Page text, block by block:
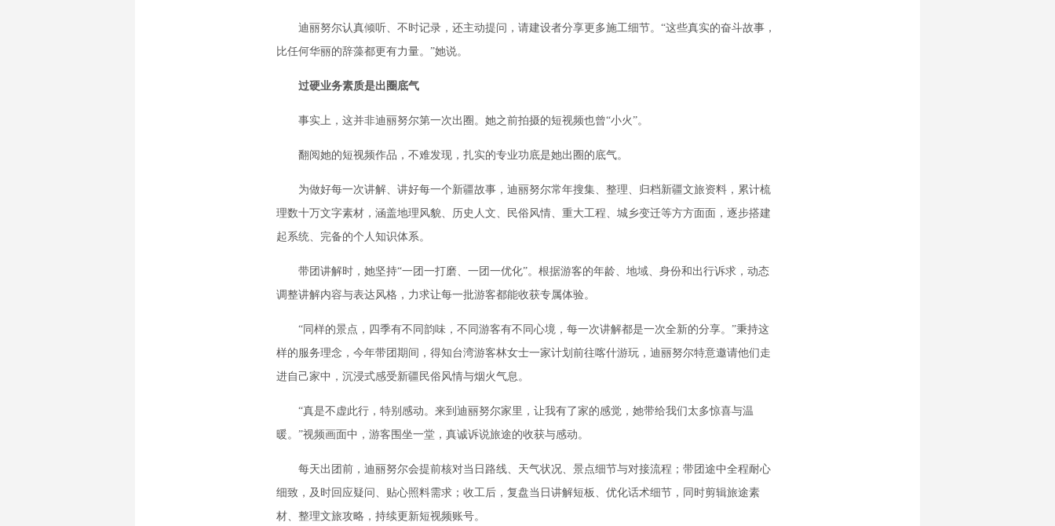
迪丽努尔认真倾听、不时记录，还主动提问，请建设者分享更多施工细节。“这些真实的奋斗故事，
比任何华丽的辞藻都更有力量。”她说。
过硬业务素质是出圈底气
事实上，这并非迪丽努尔第一次出圈。她之前拍摄的短视频也曾“小火”。
翻阅她的短视频作品，不难发现，扎实的专业功底是她出圈的底气。
为做好每一次讲解、讲好每一个新疆故事，迪丽努尔常年搜集、整理、归档新疆文旅资料，累计梳
理数十万文字素材，涵盖地理风貌、历史人文、民俗风情、重大工程、城乡变迁等方方面面，逐步搭建
起系统、完备的个人知识体系。
带团讲解时，她坚持“一团一打磨、一团一优化”。根据游客的年龄、地域、身份和出行诉求，动态
调整讲解内容与表达风格，力求让每一批游客都能收获专属体验。
“同样的景点，四季有不同韵味，不同游客有不同心境，每一次讲解都是一次全新的分享。”秉持这
样的服务理念，今年带团期间，得知台湾游客林女士一家计划前往喀什游玩，迪丽努尔特意邀请他们走
进自己家中，沉浸式感受新疆民俗风情与烟火气息。
“真是不虚此行，特别感动。来到迪丽努尔家里，让我有了家的感觉，她带给我们太多惊喜与温
暖。”视频画面中，游客围坐一堂，真诚诉说旅途的收获与感动。
每天出团前，迪丽努尔会提前核对当日路线、天气状况、景点细节与对接流程；带团途中全程耐心
细致，及时回应疑问、贴心照料需求；收工后，复盘当日讲解短板、优化话术细节，同时剪辑旅途素
材、整理文旅攻略，持续更新短视频账号。